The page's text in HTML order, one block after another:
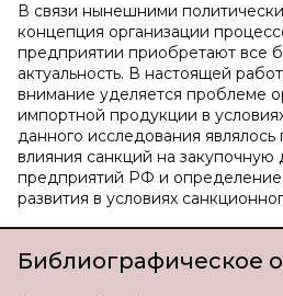
В связи нынешними
концепция организации
предприятии приобретают все
актуальность. В настоящей
внимание уделяется проблеме
импортной продукции в
данного исследования
влияния санкций на закупочную
предприятий РФ и
развития в условиях
Библиографическое